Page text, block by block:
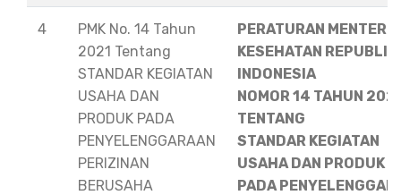
4
PMK No. 14 Tahun
2021 Tentang
STANDAR KEGIATAN
USAHA DAN
PRODUK PADA
PENYELENGGARAAN
PERIZINAN
BERUSAHA
PERATURAN MENTERI
KESEHATAN REPUBLIK
INDONESIA
NOMOR 14 TAHUN
TENTANG
STANDAR KEGIATAN
USAHA DAN PRODUK
PADA